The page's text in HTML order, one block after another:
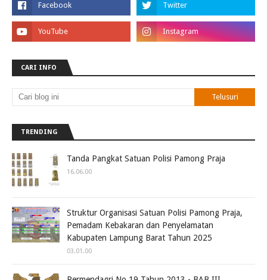
CARI INFO
TRENDING
Tanda Pangkat Satuan Polisi Pamong Praja
16.06.00
Struktur Organisasi Satuan Polisi Pamong Praja,
Pemadam Kebakaran dan Penyelamatan
Kabupaten Lampung Barat Tahun 2025
03.01.00